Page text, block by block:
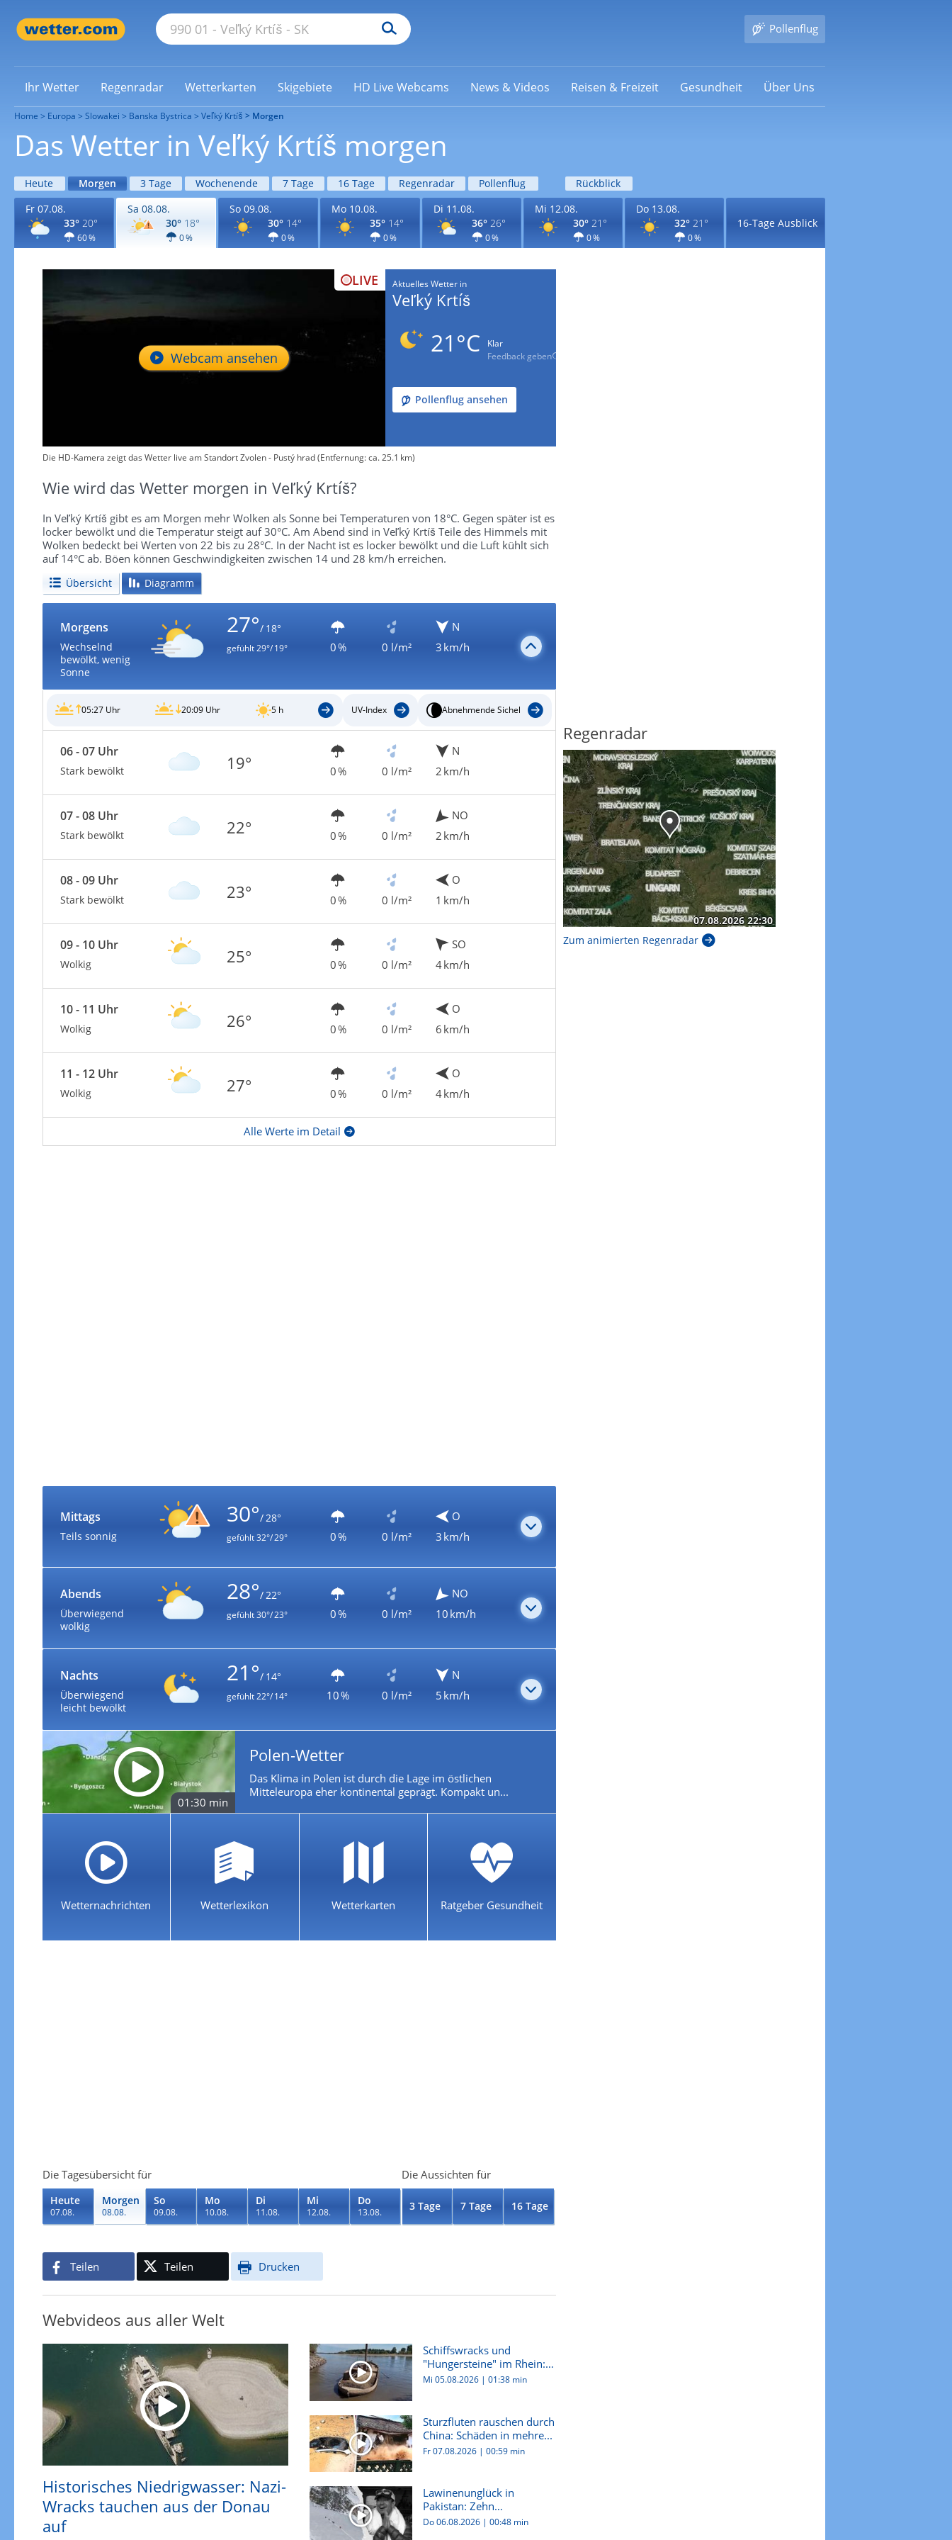
Pollenflug
Ihr Wetter Regenradar Wetterkarten Skigebiete HD Live Webcams News & Videos Reisen & Freizeit Gesundheit Über Uns
Home Europa Slowakei Banska Bystrica Veľký Krtíš Morgen
Das Wetter in Veľký Krtíš morgen
Heute Morgen 3 Tage Wochenende 7 Tage 16 Tage Regenradar Pollenflug
Rückblick
Fr 07.08.
33° 20°
60 %
Sa 08.08.
30° 18°
0 %
So 09.08.
30° 14°
0 %
Mo 10.08.
35° 14°
0 %
Di 11.08.
36° 26°
0 %
Mi 12.08.
30° 21°
0 %
Do 13.08.
32° 21°
0 %
16-Tage Ausblick
LIVE
Webcam ansehen
Aktuelles Wetter in
Veľký Krtíš
21°C
Klar
Feedback geben
Pollenflug ansehen
Die HD-Kamera zeigt das Wetter live am Standort Zvolen - Pustý hrad (Entfernung: ca. 25.1 km)
Wie wird das Wetter morgen in Veľký Krtíš?
In Veľký Krtíš gibt es am Morgen mehr Wolken als Sonne bei Temperaturen von 18°C. Gegen später ist es
locker bewölkt und die Temperatur steigt auf 30°C. Am Abend sind in Veľký Krtíš Teile des Himmels mit
Wolken bedeckt bei Werten von 22 bis zu 28°C. In der Nacht ist es locker bewölkt und die Luft kühlt sich
auf 14°C ab. Böen können Geschwindigkeiten zwischen 14 und 28 km/h erreichen.
Übersicht Diagramm
Morgens
Wechselnd
bewölkt, wenig
Sonne
27°/ 18°
gefühlt29°/ 19° 0 % 0 l/m²
N
3 km/h
05:27 Uhr 20:09 Uhr 5 h UV-Index Abnehmende Sichel
06 - 07 Uhr
Stark bewölkt 19° 0 % 0 l/m²
N
2 km/h
07 - 08 Uhr
Stark bewölkt 22° 0 % 0 l/m²
NO
2 km/h
08 - 09 Uhr
Stark bewölkt 23° 0 % 0 l/m²
O
1 km/h
09 - 10 Uhr
Wolkig 25° 0 % 0 l/m²
SO
4 km/h
10 - 11 Uhr
Wolkig 26° 0 % 0 l/m²
O
6 km/h
11 - 12 Uhr
Wolkig 27° 0 % 0 l/m²
O
4 km/h
Alle Werte im Detail
Mittags
Teils sonnig
30°/ 28°
gefühlt32°/ 29° 0 % 0 l/m²
O
3 km/h
Abends
Überwiegend
wolkig
28°/ 22°
gefühlt30°/ 23° 0 % 0 l/m²
NO
10 km/h
Nachts
Überwiegend
leicht bewölkt
21°/ 14°
gefühlt22°/ 14° 10 % 0 l/m²
N
5 km/h
01:30 min
Polen-Wetter
Das Klima in Polen ist durch die Lage im östlichen
Mitteleuropa eher kontinental geprägt. Kompakt un...
Wetternachrichten Wetterlexikon Wetterkarten Ratgeber Gesundheit
Die Tagesübersicht für
Heute
07.08.
Morgen
08.08.
So
09.08.
Mo
10.08.
Di
11.08.
Mi
12.08.
Do
13.08.
Die Aussichten für
3 Tage 7 Tage 16 Tage
Teilen Teilen Drucken
Webvideos aus aller Welt
Historisches Niedrigwasser: Nazi-
Wracks tauchen aus der Donau
auf
Schiffswracks und
"Hungersteine" im Rhein:
Dürre i...
Mi 05.08.2026 |01:38 min
Sturzfluten rauschen durch
China: Schäden in mehre...
Fr 07.08.2026 |00:59 min
Lawinenunglück in
Pakistan: Zehn
Bergsteiger:innen...
Do 06.08.2026 |00:48 min
Regenradar
Zum animierten Regenradar